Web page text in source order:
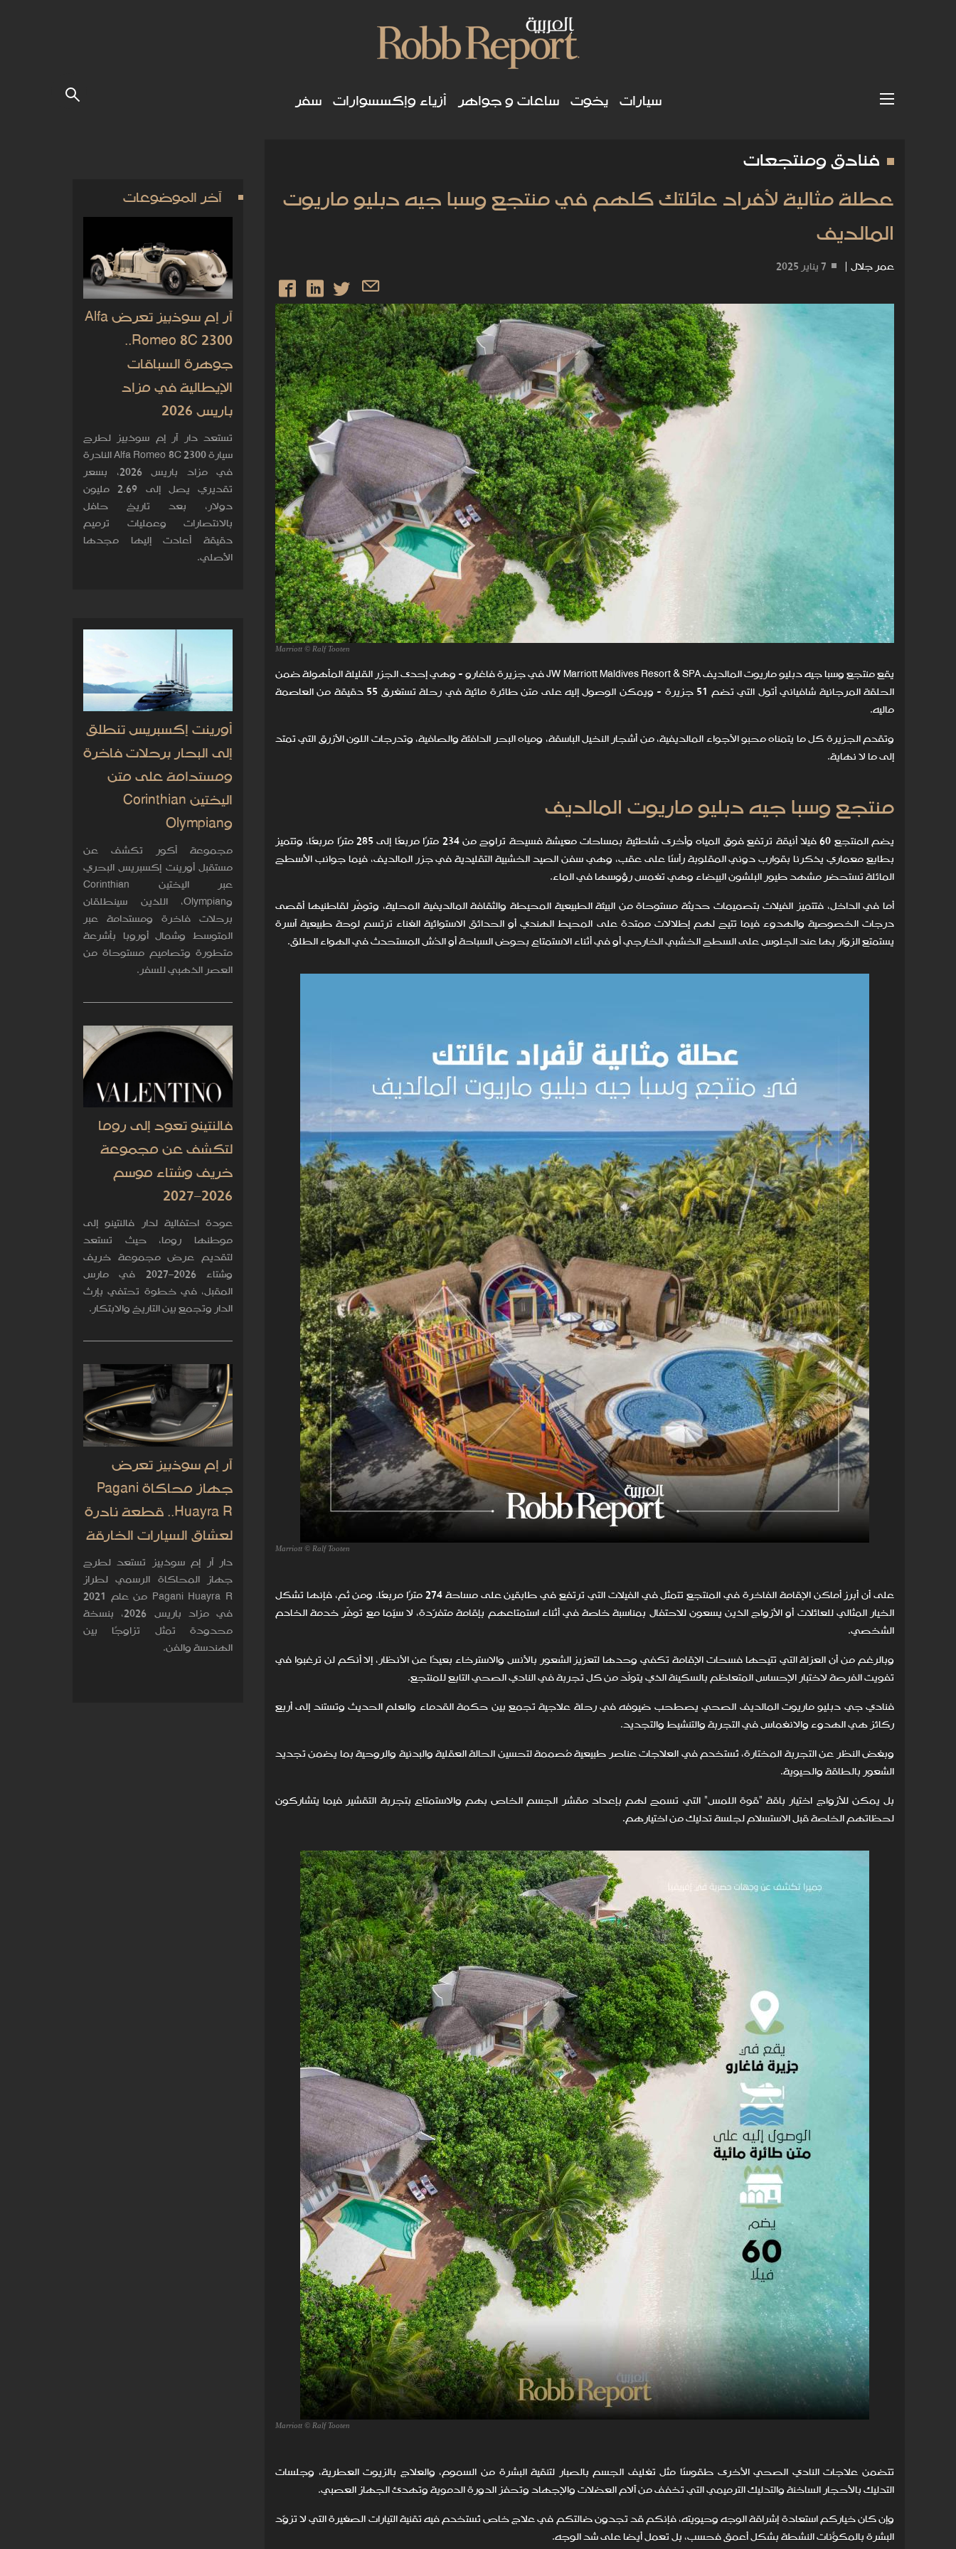
سيارات يخوت ساعات و جواهر أزياء وإكسسوارات سفر
فنادق ومنتجعات
عطلة مثالية لأفراد عائلتك كلهم في منتجع وسبا جيه دبليو ماريوت
المالديف
عمر جلال | 7 يناير 2025
Marriott © Ralf Tooten
يقع منتجع وسبا جيه دبليو ماريوت المالديف JW Marriott Maldives Resort & SPA في جزيرة فاغارو - وهي إحدى الجزر القليلة المأهولة ضمن
الحلقة المرجانية شافياني أتول التي تضم 51 جزيرة - ويمكن الوصول إليه على متن طائرة مائية في رحلة تستغرق 55 دقيقة من العاصمة
ماليه.
وتقدم الجزيرة كل ما يتمناه محبو الأجواء المالديفية، من أشجار النخيل الباسقة، ومياه البحر الدافئة والصافية، وتدرجات اللون الأزرق التي تمتد
إلى ما لا نهاية.
منتجع وسبا جيه دبليو ماريوت المالديف
يضم المنتجع 60 فيلا أنيقة ترتفع فوق المياه وأخرى شاطئية بمساحات معيشة فسيحة تراوح من 234 مترًا مربعًا إلى 285 مترًا مربعًا، وتتميز
بطابع معماري يذكرنا بقوارب دوني المقلوبة رأسًا على عقب، وهي سفن الصيد الخشبية التقليدية في جزر المالديف، فيما جوانب الأسطح
المائلة تستحضر مشهد طيور البلشون البيضاء وهي تغمس رؤوسها في الماء.
أما في الداخل، فتتميز الفيلات بتصميمات حديثة مستوحاة من البيئة الطبيعية المحيطة والثقافة المالديفية المحلية، وتوفّر لقاطنيها أقصى
درجات الخصوصية والهدوء فيما تتيح لهم إطلالات ممتدة على المحيط الهندي أو الحدائق الاستوائية الغناء ترتسم لوحة طبيعية آسرة
يستمتع الزوّار بها عند الجلوس على السطح الخشبي الخارجي أو في أثناء الاستمتاع بحوض السباحة أو الدُش المستحدث في الهواء الطلق.
Marriott © Ralf Tooten
على أن أبرز أماكن الإقامة الفاخرة في المنتجع تتمثل في الفيلات التي ترتفع في طابقين على مساحة 274 مترًا مربعًا. ومن ثم، فإنها تشكل
الخيار المثالي للعائلات أو الأزواج الذين يسعون للاحتفال بمناسبة خاصة في أثناء استمتاعهم بإقامة متفرّدة، لا سيّما مع توفّر خدمة الخادم
الشخصي.
وبالرغم من أن العزلة التي تتيحها فسحات الإقامة تكفي وحدها لتعزيز الشعور بالأنس والاسترخاء بعيدًا عن الأنظار، إلا أنكم لن ترغبوا في
تفويت الفرصة لاختبار الإحساس المتعاظم بالسكينة الذي يتولّد من كل تجربة في النادي الصحي التابع للمنتجع.
فنادي جي دبليو ماريوت المالديف الصحي يصطحب ضيوفه في رحلة علاجية تجمع بين حكمة القدماء والعلم الحديث وتستند إلى أربع
ركائز هي الهدوء والانغماس في التجربة والتنشيط والتجديد.
وبغض النظر عن التجربة المختارة، تُستخدم في العلاجات عناصر طبيعية مُصممة لتحسين الحالة العقلية والبدنية والروحية بما يضمن تجديد
الشعور بالطاقة والحيوية.
بل يمكن للأزواج اختيار باقة "قوة اللمس" التي تسمح لهم بإعداد مقشر الجسم الخاص بهم والاستمتاع بتجربة التقشير فيما يتشاركون
لحظاتهم الخاصة قبل الاستسلام لجلسة تدليك من اختيارهم.
Marriott © Ralf Tooten
تتضمن علاجات النادي الصحي الأخرى طقوسًا مثل تغليف الجسم بالصبار لتنقية البشرة من السموم، والعلاج بالزيوت العطرية، وجلسات
التدليك بالأحجار الساخنة والتدليك الترميمي التي تخفف من آلام العضلات والإجهاد وتحفز الدورة الدموية وتهدئ الجهاز العصبي.
وإن كان خياركم استعادة إشراقة الوجه وحيويته، فإنكم قد تجدون ضالتكم في علاج خاص تُستخدم فيه تقنية التيارات الصغيرة التي لا تزوّد
البشرة بالمكوّنات النشطة بشكل أعمق فحسب، بل تعمل أيضًا على شد الوجه.
آخر الموضوعات
آر إم سوذبيز تعرض Alfa
Romeo 8C 2300..
جوهرة السباقات
الإيطالية في مزاد
باريس 2026
تستعد دار آر إم سوذبيز لطرح
سيارة Alfa Romeo 8C 2300 النادرة
في مزاد باريس 2026، بسعر
تقديري يصل إلى 2.69 مليون
دولار، بعد تاريخ حافل
بالانتصارات وعمليات ترميم
دقيقة أعادت إليها مجدها
الأصلي.
أورينت إكسبريس تنطلق
إلى البحار برحلات فاخرة
ومستدامة على متن
اليختين Corinthian
وOlympian
مجموعة أكور تكشف عن
مستقبل أورينت إكسبريس البحري
عبر اليختين Corinthian
وOlympian، اللذين سينطلقان
برحلات فاخرة ومستدامة عبر
المتوسط وشمال أوروبا بأشرعة
متطورة وتصاميم مستوحاة من
العصر الذهبي للسفر.
فالنتينو تعود إلى روما
لتكشف عن مجموعة
خريف وشتاء موسم
2026–2027
عودة احتفالية لدار فالنتينو إلى
موطنها روما، حيث تستعد
لتقديم عرض مجموعة خريف
وشتاء 2026–2027 في مارس
المقبل، في خطوة تحتفي بإرث
الدار وتجمع بين التاريخ والابتكار.
آر إم سوذبيز تعرض
جهاز محاكاة Pagani
Huayra R.. قطعة نادرة
لعشاق السيارات الخارقة
دار آر إم سوذبيز تستعد لطرح
جهاز المحاكاة الرسمي لطراز
Pagani Huayra R من عام 2021
في مزاد باريس 2026، بنسخة
محدودة تمثل تزاوجًا بين
الهندسة والفن.